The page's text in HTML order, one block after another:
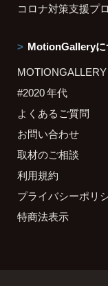
コロナ対策支援プ
MotionGalleryに
#2020 年代
よくあるご質問
お問い合わせ
取材のご相談
利用規約
プライバシーポリ
特商法表示